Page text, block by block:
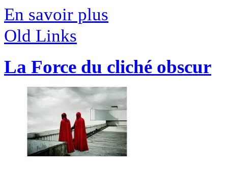
En savoir plus
Old Links
La Force du cliché obscur